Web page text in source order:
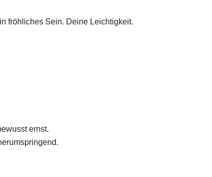
fröhliches Sein. Deine Leichtigkeit.
ernst.